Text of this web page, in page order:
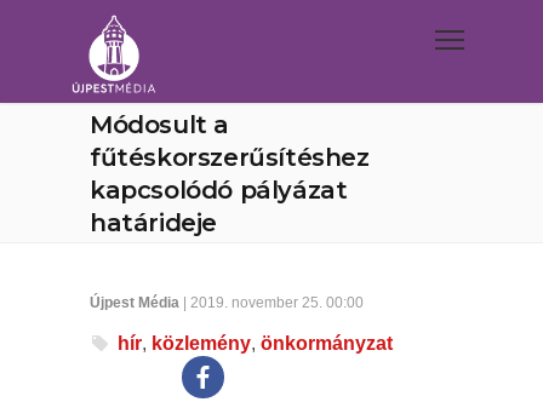
Módosult a
fűtéskorszerűsítéshez
kapcsolódó pályázat
határideje
Újpest Média | 2019. november 25. 00:00
hír, közlemény, önkormányzat